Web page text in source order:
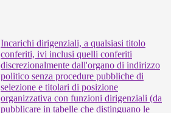
Incarichi dirigenziali, a qualsiasi titolo
conferiti, ivi inclusi quelli conferiti
discrezionalmente dall'organo di indirizzo
politico senza procedure pubbliche di
selezione e titolari di posizione
organizzativa con funzioni dirigenziali (da
pubblicare in tabelle che distinguano le